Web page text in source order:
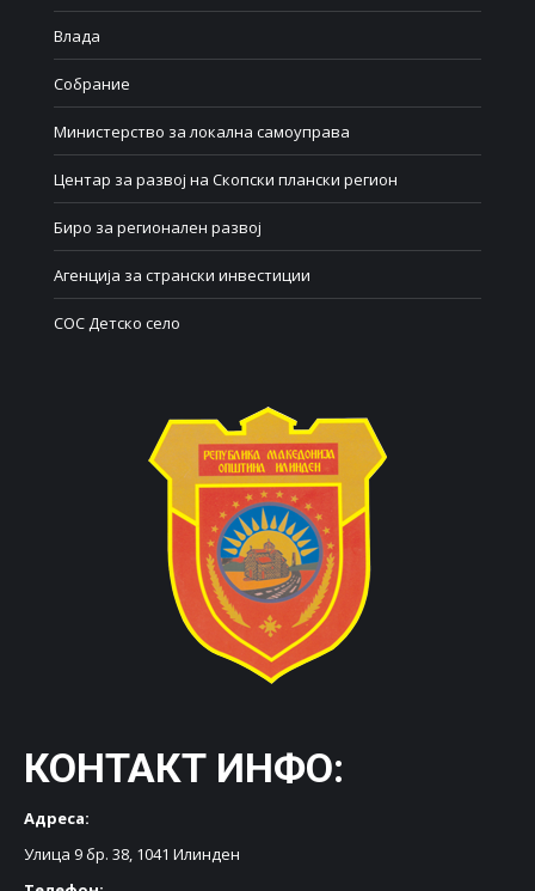
Влада
Собрание
Министерство за локална самоуправа
Центар за развој на Скопски плански регион
Биро за регионален развој
Агенција за странски инвестиции
СОС Детско село
КОНТАКТ ИНФО:
Адреса:
Улица 9 бр. 38, 1041 Илинден